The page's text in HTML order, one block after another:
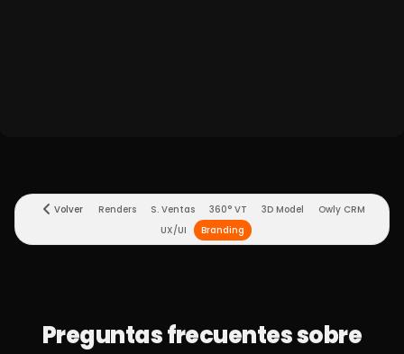
Volver Renders
Owly CRM
Branding
Preguntas frecuentes sobre